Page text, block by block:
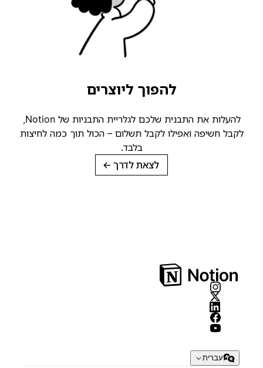
להפוך ליוצרים
להעלות את התבנית שלכם לגלריית התבניות של Notion,
לקבל חשיפה ואפילו לקבל תשלום – הכול תוך כמה לחיצות
בלבד.
לצאת לדרך→
עברית